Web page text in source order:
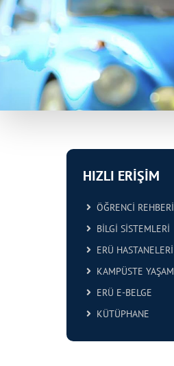
HIZLI ERİŞİM
ÖĞRENCİ REHBERİ
BİLGİ SİSTEMLERİ
ERÜ HASTANELERİ
KAMPÜSTE YAŞAM
ERÜ E-BELGE
KÜTÜPHANE